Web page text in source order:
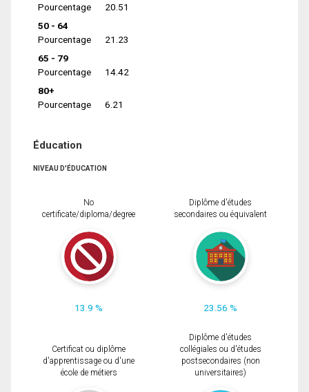
Pourcentage
20.51
50 - 64
Pourcentage
21.23
65 - 79
Pourcentage
14.42
80+
Pourcentage
6.21
Éducation
NIVEAU D'ÉDUCATION
No
certificate/diploma/degree
13.9 %
Diplôme d'études
secondaires ou équivalent
23.56 %
Certificat ou diplôme
d'apprentissage ou d'une
école de métiers
Diplôme d'études
collégiales ou d'études
postsecondaires (non
universitaires)